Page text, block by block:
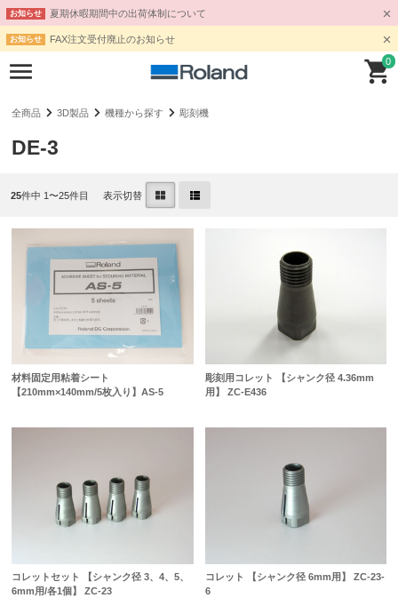
お知らせ 夏期休暇期間中の出荷体制について
お知らせ FAX注文受付廃止のお知らせ
0
全商品 3D製品 機種から探す 彫刻機
DE-3
25件中 1〜25件目 表示切替
材料固定用粘着シート
【210mm×140mm/5枚入り】AS-5
彫刻用コレット 【シャンク径 4.36mm
用】 ZC-E436
コレットセット 【シャンク径 3、4、5、
6mm用/各1個】 ZC-23
コレット 【シャンク径 6mm用】 ZC-23-
6